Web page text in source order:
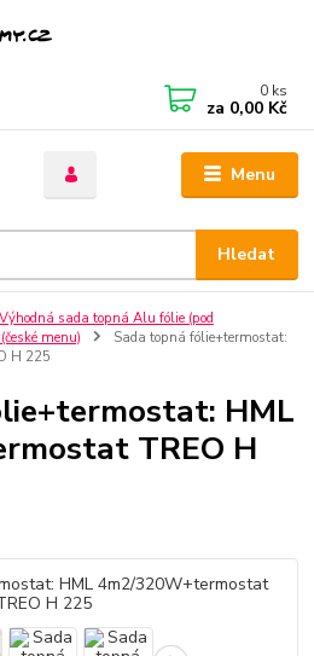
Menu
Hledat
0 ks
za 0,00 Kč
Výhodná sada topná Alu fólie (pod
menu)
Sada topná fólie+termostat:
H 225
HML
TREO H